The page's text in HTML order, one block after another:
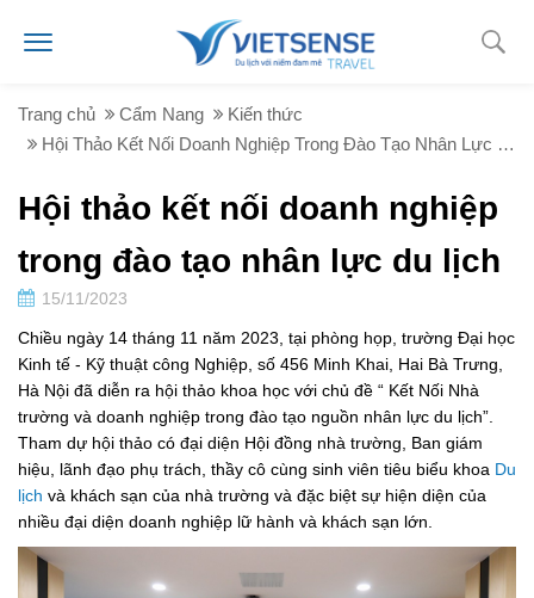
Trang chủ Cẩm Nang
Kiến thức
Hội Thảo Kết Nối Doanh Nghiệp Trong Đào Tạo Nhân Lực Du Lịch
Hội thảo kết nối doanh nghiệp
trong đào tạo nhân lực du lịch
15/11/2023
Chiều ngày 14 tháng 11 năm 2023, tại phòng họp, trường Đại học
Kinh tế - Kỹ thuật công Nghiệp, số 456 Minh Khai, Hai Bà Trưng,
Hà Nội đã diễn ra hội thảo khoa học với chủ đề “ Kết Nối Nhà
trường và doanh nghiệp trong đào tạo nguồn nhân lực du lịch”.
Tham dự hội thảo có đại diện Hội đồng nhà trường, Ban giám
hiệu, lãnh đạo phụ trách, thầy cô cùng sinh viên tiêu biểu khoa Du
lịch và khách sạn của nhà trường và đặc biệt sự hiện diện của
nhiều đại diện doanh nghiệp lữ hành và khách sạn lớn.